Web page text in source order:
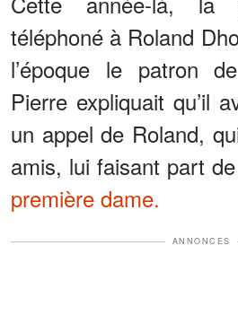
téléphoné à Roland
l’époque le patron
Pierre expliquait qu’il
un appel de Roland,
amis, lui faisant part
première dame.
ANNONCES